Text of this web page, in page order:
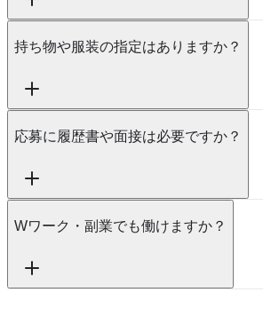
持ち物や服装の指定はありますか？
応募に履歴書や面接は必要ですか？
Wワーク・副業でも働けますか？